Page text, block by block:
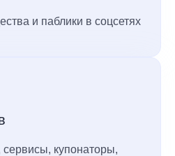
и паблики в соцсетях
купонаторы,